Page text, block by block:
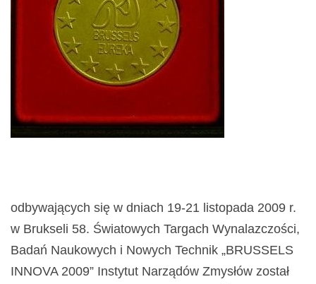
odbywających się w dniach 19-21 listopada 2009 r.
w Brukseli 58. Światowych Targach Wynalazczości,
Badań Naukowych i Nowych Technik „BRUSSELS
INNOVA 2009” Instytut Narządów Zmysłów został